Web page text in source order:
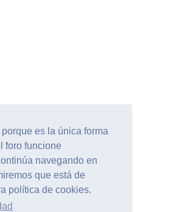
es la única forma
foro funcione
navegando en
que está de
política de cookies.